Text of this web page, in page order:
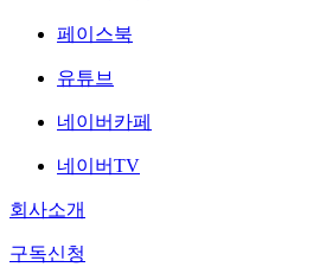
페이스북
유튜브
네이버카페
네이버TV
회사소개
구독신청